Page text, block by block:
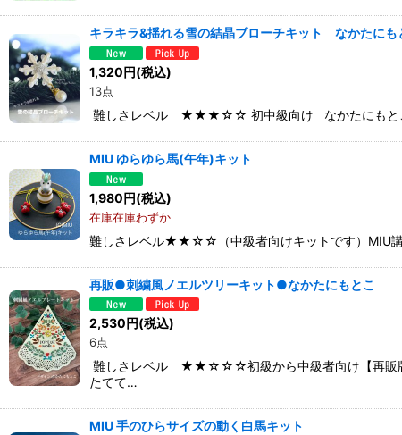
キラキラ&揺れる雪の結晶ブローチキット なかたにも
1,320円(税込)
13点
難しさレベル ★★★☆☆ 初中級向け なかたにもとこ
MIU ゆらゆら馬(午年)キット
1,980円(税込)
在庫在庫わずか
難しさレベル★★☆☆（中級者向けキットです）MIU講
再販●刺繍風ノエルツリーキット●なかたにもとこ
2,530円(税込)
6点
難しさレベル ★★☆☆☆初級から中級者向け【再販版
たてて…
MIU 手のひらサイズの動く白馬キット